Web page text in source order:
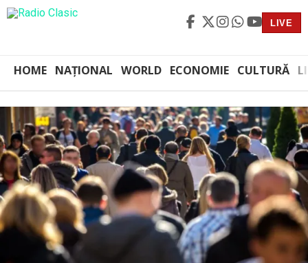
LIVE
HOME NAȚIONAL WORLD ECONOMIE CULTURĂ